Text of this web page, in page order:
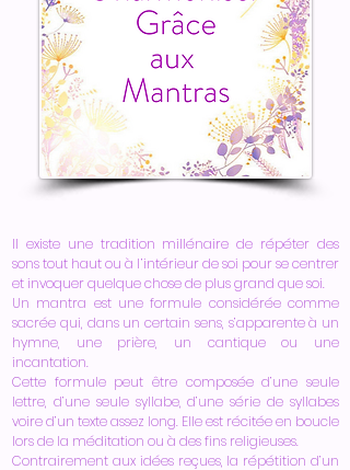
​Il existe une tradition millénaire de répéter des
sons tout haut ou à l’intérieur de soi pour se centrer
et invoquer quelque chose de plus grand que soi.
Un mantra est une formule considérée comme
sacrée qui, dans un certain sens, s’apparente à un
hymne, une prière, un cantique ou une
incantation.
Cette formule peut être composée d’une seule
lettre, d’une seule syllabe, d’une série de syllabes
voire d’un texte assez long. Elle est récitée en boucle
lors de la méditation ou à des fins religieuses.
Contrairement aux idées reçues, la répétition d’un